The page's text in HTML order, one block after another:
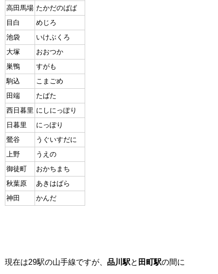
高田馬場 たかだのばば
目白
めじろ
池袋
いけぶくろ
大塚
おおつか
巣鴨
すがも
駒込
こまごめ
田端
たばた
西日暮里 にしにっぽり
日暮里
にっぽり
鶯谷
うぐいすだに
上野
うえの
御徒町
おかちまち
秋葉原
あきはばら
神田
かんだ
現在は29駅の山手線ですが、 品川駅と 田町駅の間に